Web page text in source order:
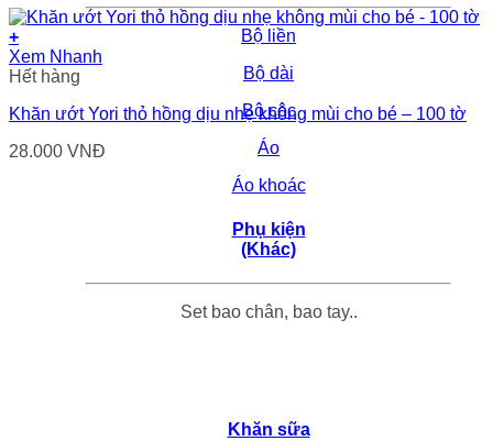
Bộ liền
Bộ dài
Bộ cộc
Áo
Áo khoác
Phụ kiện
(Khác)
Set bao chân, bao tay..
Khăn sữa
+
Xem Nhanh
Hết hàng
Khăn ướt Yori thỏ hồng dịu nhẹ không mùi cho bé – 100 tờ
28.000 VNĐ